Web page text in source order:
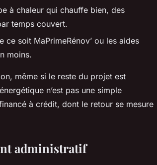
à chaleur qui chauffe bien, des
temps couvert.
ce soit MaPrimeRénov’ ou les aides
moins.
même si le reste du projet est
n’est pas une simple
à crédit, dont le retour se mesure
administratif